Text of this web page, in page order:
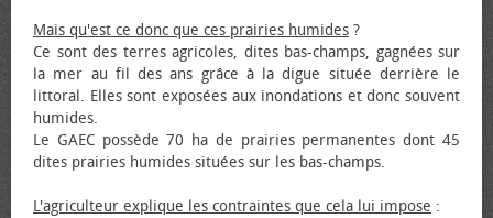
Mais qu'est ce donc que ces prairies humides ?
Ce sont des terres agricoles, dites bas-champs, gagnées sur
la mer au fil des ans grâce à la digue située derrière le
littoral. Elles sont exposées aux inondations et donc souvent
humides.
Le GAEC possède 70 ha de prairies permanentes dont 45
dites prairies humides situées sur les bas-champs.
L'agriculteur explique les contraintes que cela lui impose :